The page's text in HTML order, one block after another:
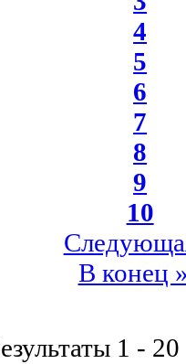
4
5
6
7
8
9
10
В конец
1 -